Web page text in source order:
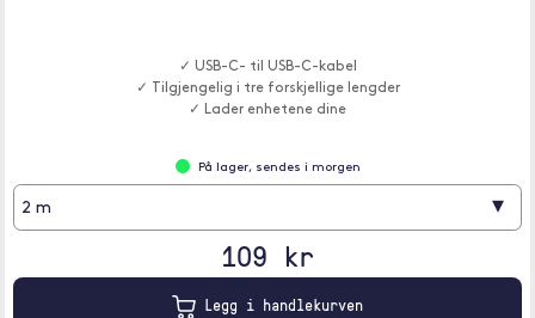
✓ USB-C- til USB-C-kabel
✓ Tilgjengelig i tre forskjellige lengder
✓ Lader enhetene dine
På lager, sendes i morgen
2 m ▾
109 kr
Legg i handlekurven